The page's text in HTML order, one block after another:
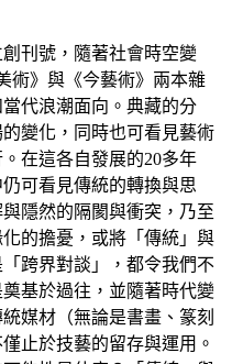
創刊號，隨著社會時空變
術》與《今藝術》兩本雜
代浪潮面向。典藏的分
變化，同時也可看見藝術
在這各自發展的20多年
可看見傳統的轉換與思
隱然的隔閡與衝突，乃至
的擔憂，或將「傳統」與
「跨界對談」，都令我們不
基於過往，並隨著時代變
媒材（無論是書畫、篆刻
止於技藝的留存與運用。